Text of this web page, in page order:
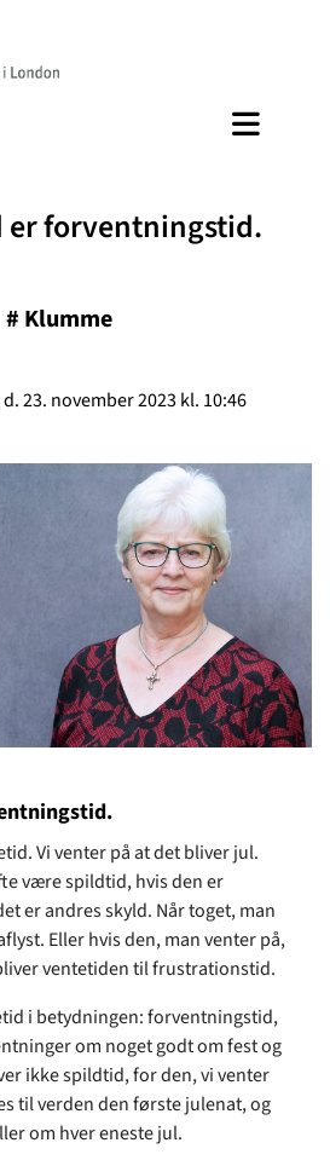
er forventningstid.
# Klumme
23. november 2023 kl. 10:46
Vi venter på at det bliver jul.
være spildtid, hvis den er
er andres skyld. Når toget, man
Eller hvis den, man venter på,
ventetiden til frustrationstid.
i betydningen: forventningstid,
om noget godt om fest og
ikke spildtid, for den, vi venter
til verden den første julenat, og
om hver eneste jul.